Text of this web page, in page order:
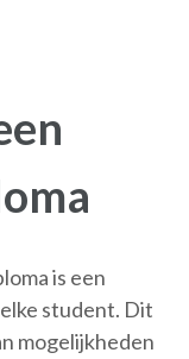
is een
student. Dit
mogelijkheden